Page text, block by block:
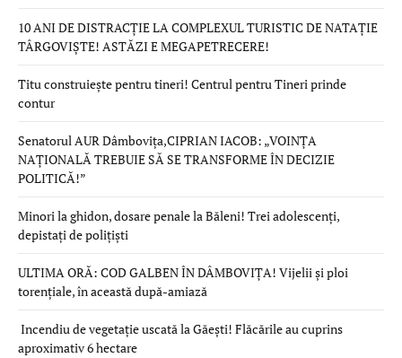
10 ANI DE DISTRACȚIE LA COMPLEXUL TURISTIC DE NATAȚIE
TÂRGOVIȘTE! ASTĂZI E MEGAPETRECERE!
Titu construiește pentru tineri! Centrul pentru Tineri prinde
contur
Senatorul AUR Dâmbovița,CIPRIAN IACOB: „VOINȚA
NAȚIONALĂ TREBUIE SĂ SE TRANSFORME ÎN DECIZIE
POLITICĂ!”
Minori la ghidon, dosare penale la Băleni! Trei adolescenți,
depistați de polițiști
ULTIMA ORĂ: COD GALBEN ÎN DÂMBOVIȚA! Vijelii și ploi
torențiale, în această după-amiază
Incendiu de vegetație uscată la Găești! Flăcările au cuprins
aproximativ 6 hectare